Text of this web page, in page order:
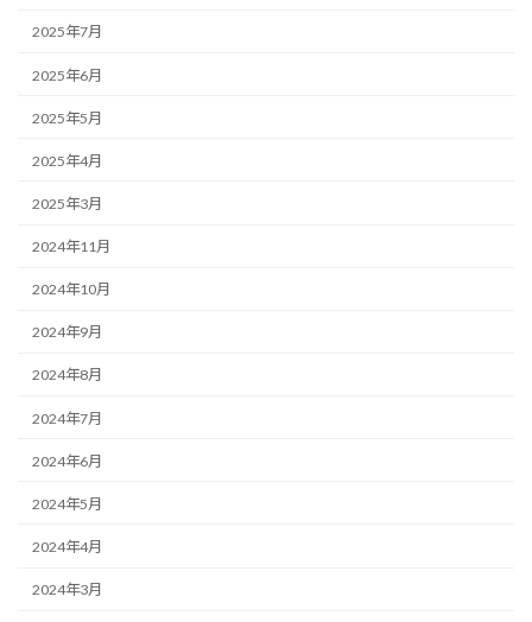
2025年7月
2025年6月
2025年5月
2025年4月
2025年3月
2024年11月
2024年10月
2024年9月
2024年8月
2024年7月
2024年6月
2024年5月
2024年4月
2024年3月